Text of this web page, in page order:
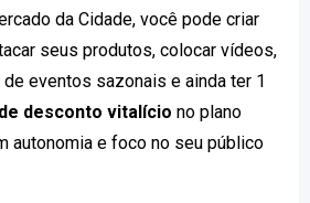
da Cidade, você pode criar
seus produtos, colocar vídeos,
eventos sazonais e ainda ter 1
desconto vitalício no plano
autonomia e foco no seu público